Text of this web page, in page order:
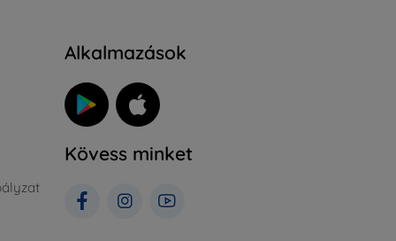
Alkalmazások
Kövess minket